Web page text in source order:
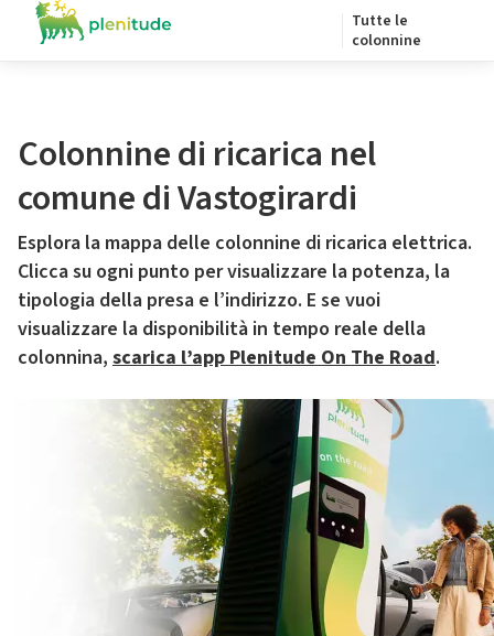
Tutte le
colonnine
Colonnine di ricarica nel
comune di Vastogirardi
Esplora la mappa delle colonnine di ricarica elettrica.
Clicca su ogni punto per visualizzare la potenza, la
tipologia della presa e l’indirizzo. E se vuoi
visualizzare la disponibilità in tempo reale della
colonnina, scarica l’app Plenitude On The Road.